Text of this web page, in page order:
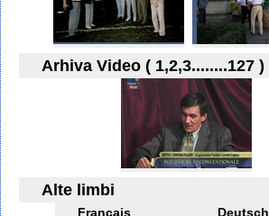
Arhiva Video ( 1,2,3........127 )
Alte limbi
Français
Deutsch